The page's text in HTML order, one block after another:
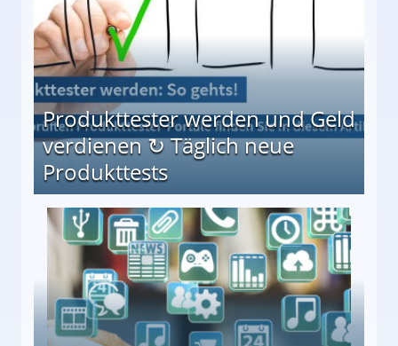
Produkttester werden und Geld
verdienen ↻ Täglich neue
Produkttests
↻ Täglich neue Produkttests